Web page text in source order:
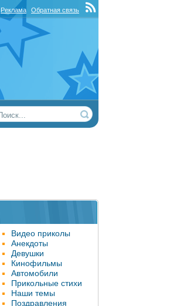
Видео приколы
Анекдоты
Девушки
Кинофильмы
Автомобили
Прикольные стихи
Наши темы
Поздравления
Реклама Обратная связь